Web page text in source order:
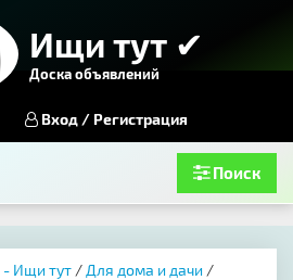
Ищи тут ✔
Доска объявлений
Вход / Регистрация
Поиск
- Ищи тут / Для дома и дачи /